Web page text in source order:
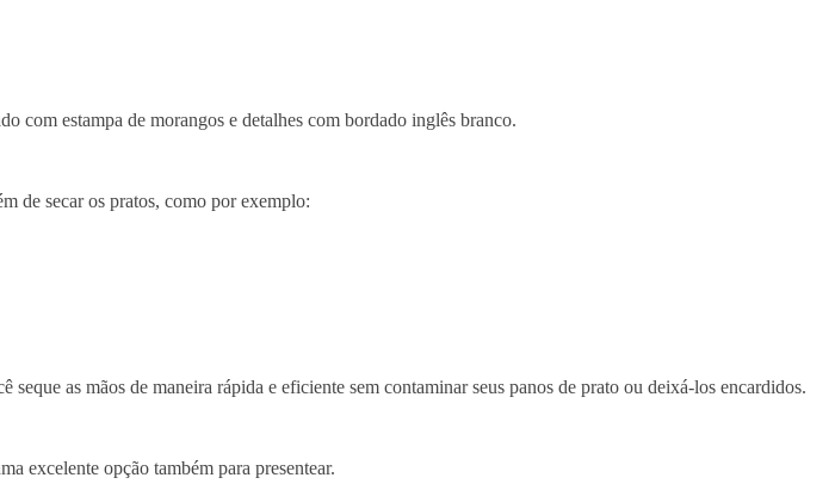
com estampa de morangos e detalhes com bordado inglês branco.
de secar os pratos, como por exemplo:
as mãos de maneira rápida e eficiente sem contaminar seus panos de prato ou deixá-los encardidos.
excelente opção também para presentear.